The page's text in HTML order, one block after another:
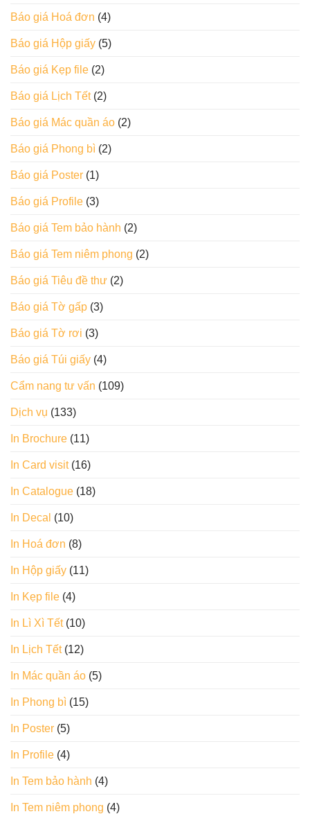
Báo giá Hoá đơn (4)
Báo giá Hộp giấy (5)
Báo giá Kẹp file (2)
Báo giá Lịch Tết(2)
Báo giá Mác quần áo (2)
Báo giá Phong bì (2)
Báo giá Poster (1)
Báo giá Profile (3)
Báo giá Tem bảo hành (2)
Báo giá Tem niêm phong (2)
Báo giá Tiêu đề thư (2)
Báo giá Tờ gấp (3)
Báo giá Tờ rơi (3)
Báo giá Túi giấy (4)
Cẩm nang tư vấn (109)
Dịch vụ (133)
In Brochure (11)
In Card visit(16)
In Catalogue (18)
In Decal (10)
In Hoá đơn (8)
In Hộp giấy (11)
In Kẹp file (4)
In Lì Xì Tết(10)
In Lịch Tết(12)
In Mác quần áo (5)
In Phong bì (15)
In Poster (5)
In Profile (4)
In Tem bảo hành (4)
In Tem niêm phong (4)